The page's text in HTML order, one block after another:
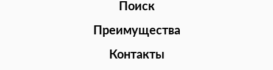
Поиск
Преимущества
Контакты